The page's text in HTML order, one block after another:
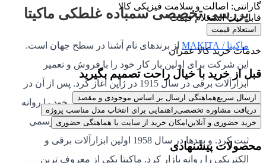
بررسی تخصصی سمباده غلطکی ماکیتا
ماکیتا / MAKITA
از برندهای نام آشنا در سطح جهان است.
این شرکت برای اولین بار کار خود را با فروش و تعمیر
ابزارآلات برقی در سال 1915 در ژاپن آغاز کرد. پس از آن در
سال 1935 با ساخت موتور برقی اولین محصول خود را روانه
بازار کرد. و در سال 1938 شرکت خود را به صورت رسمی
ثبت کرد. و بعدها در سال 1958 اولین ابزارآلات برقی و
الکتریکی را روانه بازار کرد. ماکیتا یکی از معروف ترین
گارانتی: اصالت و سلامت فیزیکی کالا
قابل ثبت استعلام قیمت
استعلام قیمت
خدمات خرید کالا عمران
قبل از خرید با خیال راحت تصمیم بگیرید
ارسال سریعهماهنگی ارسال بر اساس موجودی و مقصد
دریافت مشاوره تخصصیراهنمایی برای انتخاب مدل مناسب پروژه
خرید حضوری و آنلاین امکان خرید از سایت یا هماهنگی حضوری
محصولات پیشنهادی